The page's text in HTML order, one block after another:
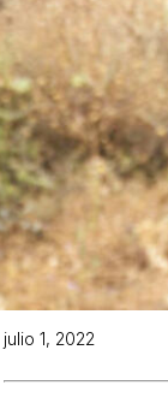
julio 1, 2022